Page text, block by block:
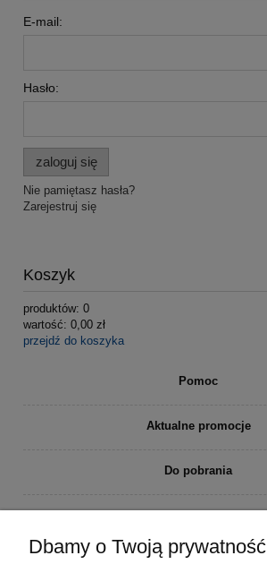
E-mail:
Hasło:
zaloguj się
Nie pamiętasz hasła?
Zarejestruj się
Koszyk
produktów: 0
wartość: 0,00 zł
przejdź do koszyka
Pomoc
Aktualne promocje
Do pobrania
Płatności i dostawa
Dbamy o Twoją prywatność